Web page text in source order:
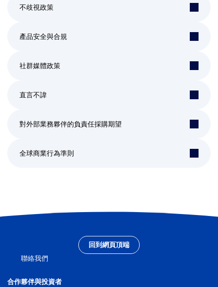
不歧視政策
產品安全與合規
社群媒體政策
直言不諱
對外部業務夥伴的負責任採購期望
全球商業行為準則
回到網頁頂端
聯絡我們
合作夥伴與投資者